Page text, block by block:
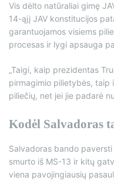
Vis dėlto natūraliai gimę
14-ąjį JAV konstitucijos
garantuojamos visiems
procesas ir lygi apsauga
„Taigi, kaip prezidentas
pirmagimio pilietybės, taip
piliečių, net jei jie padarė
Kodėl Salvadoras
Salvadoras bando
smurto iš MS-13 ir kitų
viena pavojingiausių